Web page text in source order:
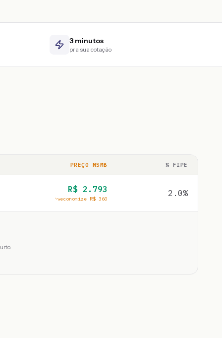
3 minutos
pra sua cotação
PREÇO MSMB % FIPE
R$ 2.793
economize R$ 360
2.0%